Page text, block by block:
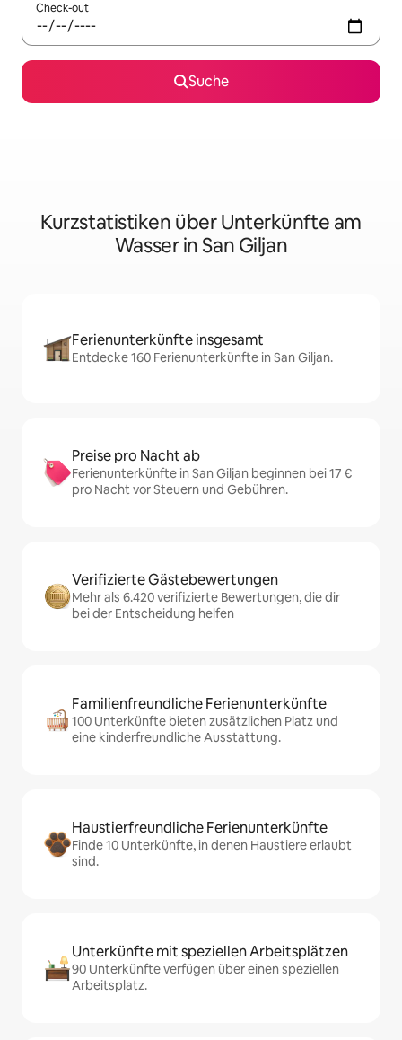
Check-out
Suche
Kurzstatistiken über Unterkünfte am
Wasser in San Giljan
Ferienunterkünfte insgesamt
Entdecke 160 Ferienunterkünfte in San Giljan.
Preise pro Nacht ab
Ferienunterkünfte in San Giljan beginnen bei 17 €
pro Nacht vor Steuern und Gebühren.
Verifizierte Gästebewertungen
Mehr als 6.420 verifizierte Bewertungen, die dir
bei der Entscheidung helfen
Familienfreundliche Ferienunterkünfte
100 Unterkünfte bieten zusätzlichen Platz und
eine kinderfreundliche Ausstattung.
Haustierfreundliche Ferienunterkünfte
Finde 10 Unterkünfte, in denen Haustiere erlaubt
sind.
Unterkünfte mit speziellen Arbeitsplätzen
90 Unterkünfte verfügen über einen speziellen
Arbeitsplatz.